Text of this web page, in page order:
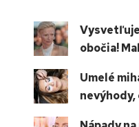
obočia!
Umelé